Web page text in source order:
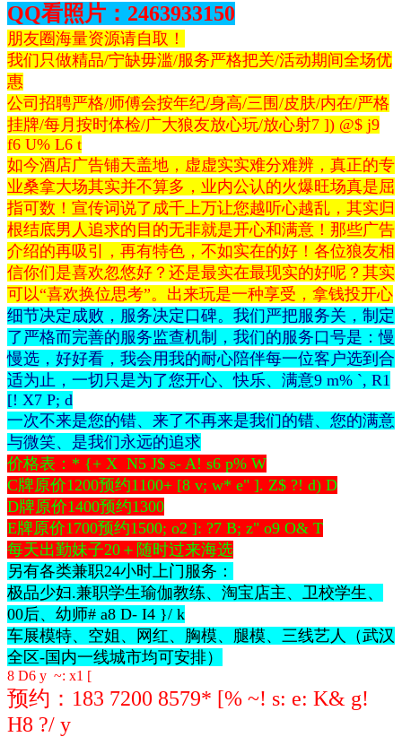
QQ看照片：2463933150
朋友圈海量资源请自取！
我们只做精品/宁缺毋滥/服务严格把关/活动期间全场优
惠
公司招聘严格/师傅会按年纪/身高/三围/皮肤/内在/严格
挂牌/每月按时体检/广大狼友放心玩/放心射7 ]) @$ j9
f6 U% L6 t
如今酒店广告铺天盖地，虚虚实实难分难辨，真正的专
业桑拿大场其实并不算多，业内公认的火爆旺场真是屈
指可数！宣传词说了成千上万让您越听心越乱，其实归
根结底男人追求的目的无非就是开心和满意！那些广告
介绍的再吸引，再有特色，不如实在的好！各位狼友相
信你们是喜欢忽悠好？还是最实在最现实的好呢？其实
可以“喜欢换位思考”。出来玩是一种享受，拿钱投开心
细节决定成败，服务决定口碑。我们严把服务关，制定
了严格而完善的服务监查机制，我们的服务口号是：慢
慢选，好好看，我会用我的耐心陪伴每一位客户选到合
适为止，一切只是为了您开心、快乐、满意9 m% `, R1
[! X7 P; d
一次不来是您的错、来了不再来是我们的错、您的满意
与微笑、是我们永远的追求
价格表： * {+ X N5 J$ s- A! s6 p% W
C牌原价1200预约1100+ [8 v; w* e" ]. Z$ ?! d) D
D牌原价1400预约1300
E牌原价1700预约1500; o2 ]: ?7 B; z" o9 O& T
每天出勤妹子20＋随时过来海选
另有各类兼职24小时上门服务：
极品少妇.兼职学生瑜伽教练、淘宝店主、卫校学生、
00后、幼师# a8 D- I4 }/ k
车展模特、空姐、网红、胸模、腿模、三线艺人（武汉
全区-国内一线城市均可安排）
8 D6 y ~: x1 [
预约：183 7200 8579* [% ~! s: e: K& g!
H8 ?/ y